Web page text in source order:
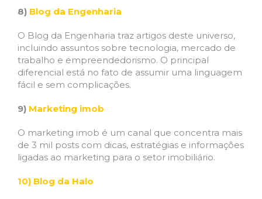
8) Blog da Engenharia
O Blog da Engenharia traz artigos deste universo,
incluindo assuntos sobre tecnologia, mercado de
trabalho e empreendedorismo. O principal
diferencial está no fato de assumir uma linguagem
fácil e sem complicações.
9) Marketing imob
O marketing imob é um canal que concentra mais
de 3 mil posts com dicas, estratégias e informações
ligadas ao marketing para o setor imobiliário.
10) Blog da Halo